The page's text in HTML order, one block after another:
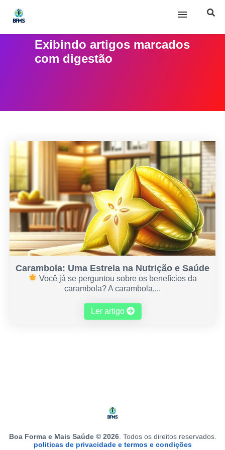
Exibindo artigos marcados
com digestão
Carambola: Uma Estrela na Nutrição e Saúde
Você já se perguntou sobre os benefícios da
carambola? A carambola,...
Ler artigo
Boa Forma e Mais Saúde © 2026. Todos os direitos reservados.
politicas de privacidade e termos e condições